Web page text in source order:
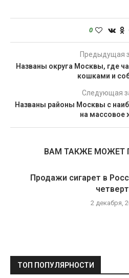
0
Предыдущая
Названы округа Москвы, где
кошками и
Следующая
Названы районы Москвы с
на массовое
ВАМ ТАКЖЕ МОЖЕТ
Продажи сигарет в
2 декабря,
ТОП ПОПУЛЯРНОСТИ